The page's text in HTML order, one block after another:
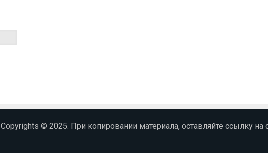
Copyrights © 2025. При копировании материала, оставляйте ссылку на